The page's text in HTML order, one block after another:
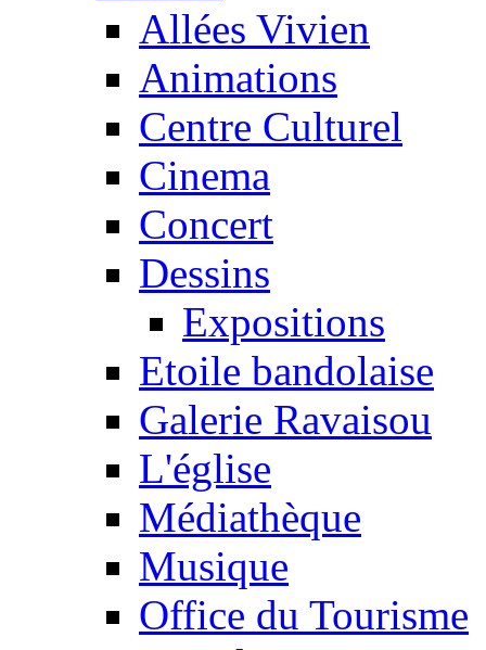
Allées Vivien
Animations
Centre Culturel
Cinema
Concert
Dessins
Expositions
Etoile bandolaise
Galerie Ravaisou
L'église
Médiathèque
Musique
Office du Tourisme